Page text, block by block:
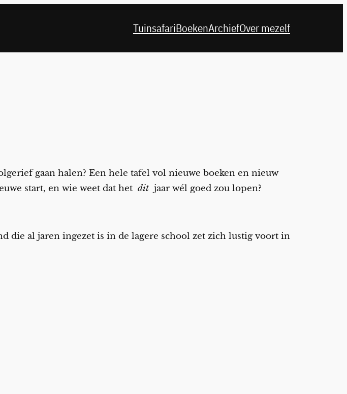
TuinsafariBoekenArchiefOver mezelf
gaan halen? Een hele tafel vol nieuwe boeken en nieuw
start, en wie weet dat het dit jaar wél goed zou lopen?
die al jaren ingezet is in de lagere school zet zich lustig voort in